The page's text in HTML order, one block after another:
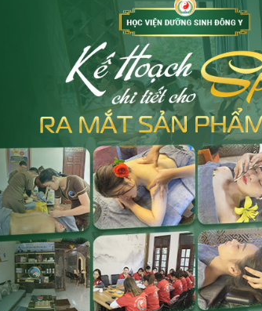
02
Th3